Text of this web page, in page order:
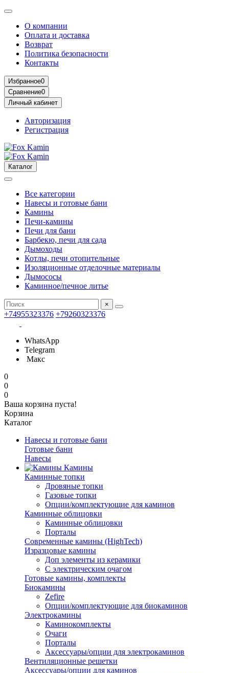
О компании
Оплата и доставка
Возврат
Политика безопасности
Контакты
Избранное0
Сравнение0
Личный кабинет
Авторизация
Регистрация
Каталог
Все категории
Навесы и готовые бани
Камины
Печи-камины
Печи для бани
Барбекю, печи для сада
Дымоходы
Котлы, печи отопительные
Изоляционные отделочные материалы
Дымососы
Каминное/печное литье
×
+74955323376 +79260323376
WhatsApp
Telegram
Макс
0
0
0
Ваша корзина пуста!
Корзина
Каталог
Навесы и готовые бани
Готовые бани
Навесы
Камины
Каминные топки
Дровяные топки
Газовые топки
Опции/комплектующие для каминов
Каминные облицовки
Каминные облицовки
Порталы
Современные камины (HighTech)
Изразцовые камины
Доп элементы из керамики
С электрическим очагом
Готовые камины, комплекты
Биокамины
Zefire
Опции/комплектующие для биокаминов
Электрокамины
Каминокомплекты
Очаги
Порталы
Аксессуары/опции для электрокаминов
Вентиляционные решетки
Аксессуары/опции для каминов